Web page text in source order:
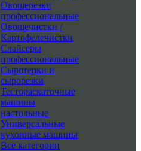
Овощерезки
профессиональные
Овощечистки /
Картофелечистки
Слайсеры
профессиональные
Сыротерки и
сырорезки
Тестораскаточные
машины
настольные
Универсальные
кухонные машины
Все категории